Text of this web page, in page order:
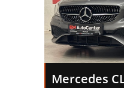
Mercedes